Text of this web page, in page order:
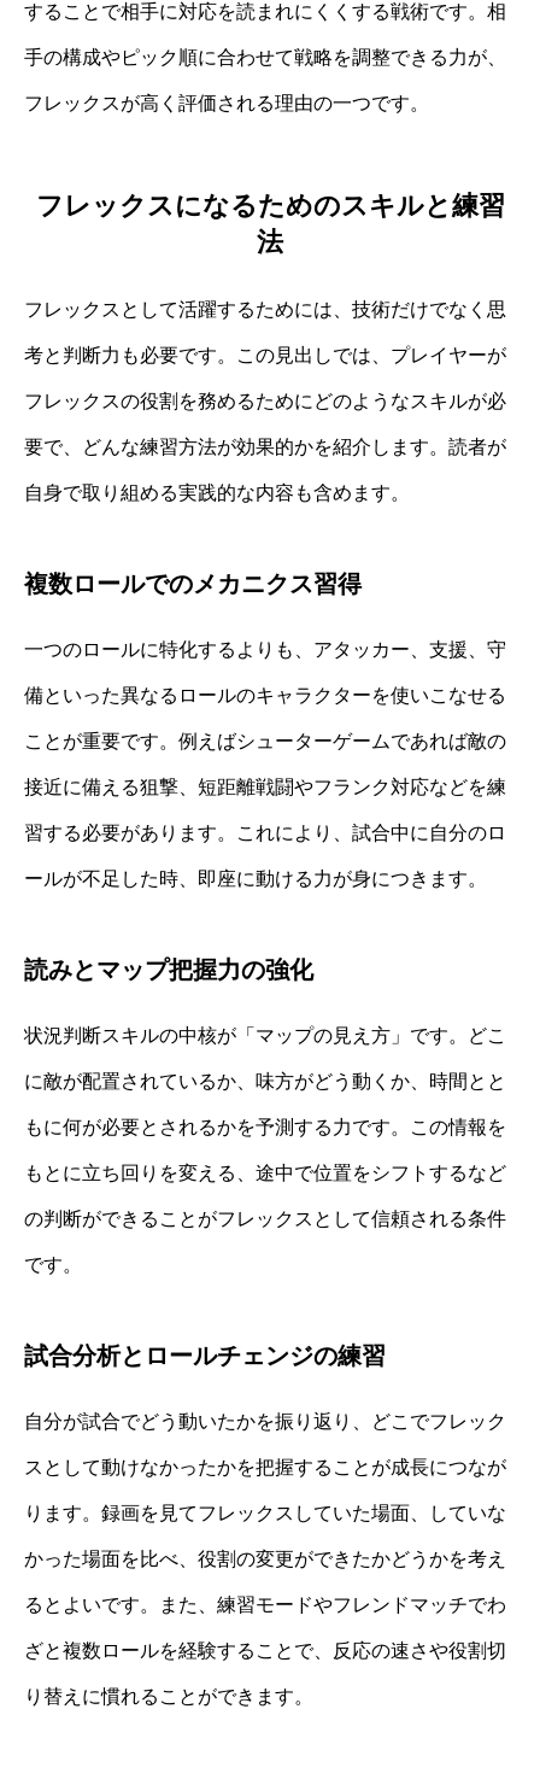
することで相手に対応を読まれにくくする戦術です。相
手の構成やピック順に合わせて戦略を調整できる力が、
フレックスが高く評価される理由の一つです。
フレックスになるためのスキルと練習
法
フレックスとして活躍するためには、技術だけでなく思
考と判断力も必要です。この見出しでは、プレイヤーが
フレックスの役割を務めるためにどのようなスキルが必
要で、どんな練習方法が効果的かを紹介します。読者が
自身で取り組める実践的な内容も含めます。
複数ロールでのメカニクス習得
一つのロールに特化するよりも、アタッカー、支援、守
備といった異なるロールのキャラクターを使いこなせる
ことが重要です。例えばシューターゲームであれば敵の
接近に備える狙撃、短距離戦闘やフランク対応などを練
習する必要があります。これにより、試合中に自分のロ
ールが不足した時、即座に動ける力が身につきます。
読みとマップ把握力の強化
状況判断スキルの中核が「マップの見え方」です。どこ
に敵が配置されているか、味方がどう動くか、時間とと
もに何が必要とされるかを予測する力です。この情報を
もとに立ち回りを変える、途中で位置をシフトするなど
の判断ができることがフレックスとして信頼される条件
です。
試合分析とロールチェンジの練習
自分が試合でどう動いたかを振り返り、どこでフレック
スとして動けなかったかを把握することが成長につなが
ります。録画を見てフレックスしていた場面、していな
かった場面を比べ、役割の変更ができたかどうかを考え
るとよいです。また、練習モードやフレンドマッチでわ
ざと複数ロールを経験することで、反応の速さや役割切
り替えに慣れることができます。